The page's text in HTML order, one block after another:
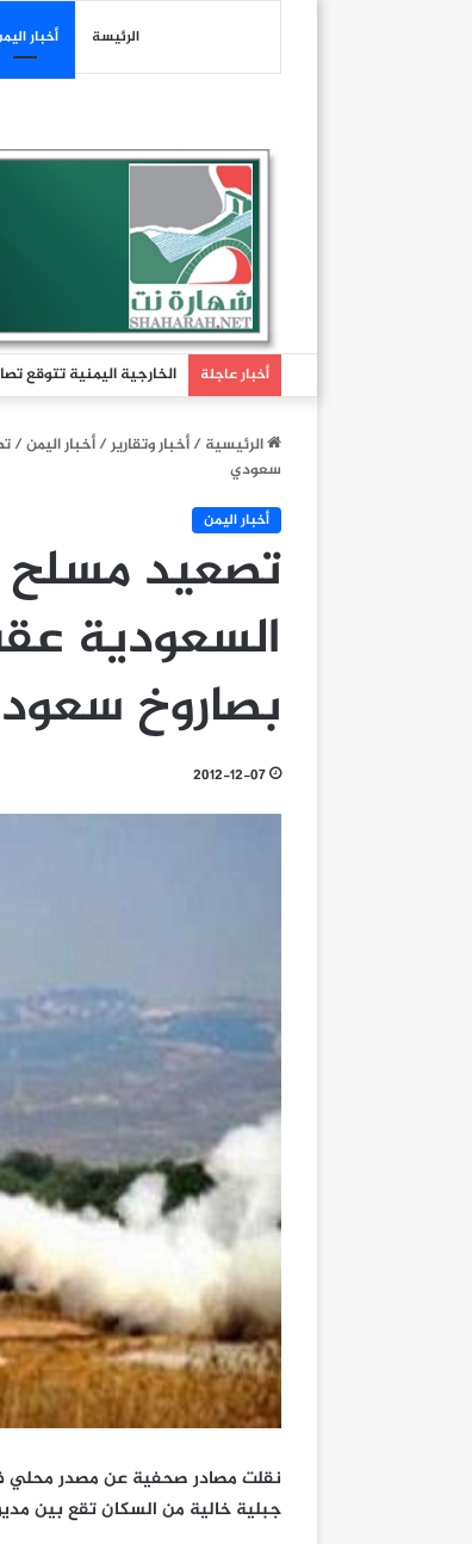
الرئيسة أخبار
أخبار عاجلة تطور ملحوظ في سير الصراع
الرئيسية/أخبار وتقارير/أخبار اليمن/
سعودي
أخبار اليمن
تصعيد مسلح
السعودية
بصاروخ
2012-12-07
نقلت مصادر صحفية عن مصدر
جبلية خالية من السكان تقع بين